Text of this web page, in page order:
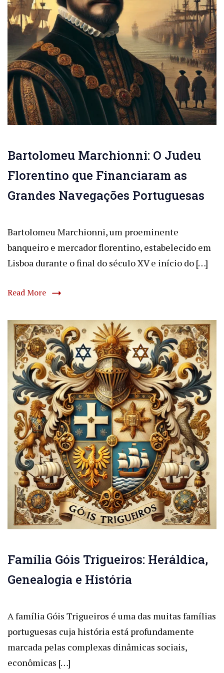
Bartolomeu Marchionni: O Judeu
Florentino que Financiaram as
Grandes Navegações Portuguesas
Bartolomeu Marchionni, um proeminente
banqueiro e mercador florentino, estabelecido em
Lisboa durante o final do século XV e início do […]
Read More
Família Góis Trigueiros: Heráldica,
Genealogia e História
A família Góis Trigueiros é uma das muitas famílias
portuguesas cuja história está profundamente
marcada pelas complexas dinâmicas sociais,
econômicas […]